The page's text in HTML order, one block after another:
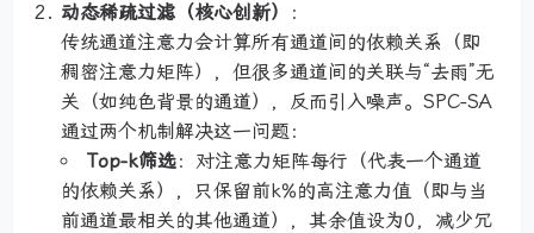
动态稀疏过滤（核心创新）
：
传统通道注意力会计算所有通道间的依赖关系（即
稠密注意力矩阵），但很多通道间的关联与“去雨”无
关（如纯色背景的通道），反而引入噪声。SPC-SA
通过两个机制解决这一问题：
Top-k筛选：对注意力矩阵每行（代表一个通道
的依赖关系），只保留前k%的高注意力值（即与当
前通道最相关的其他通道），其余值设为0，减少冗